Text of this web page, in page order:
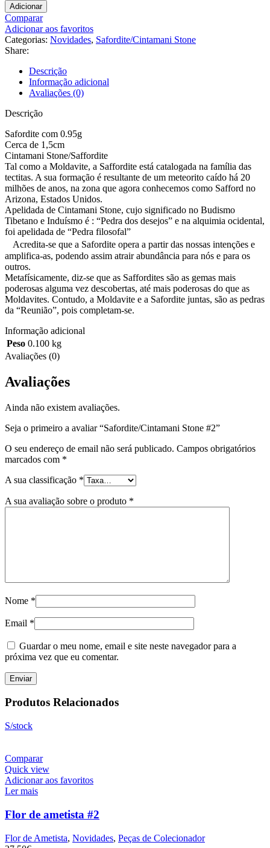
Adicionar
Comparar
Adicionar aos favoritos
Categorias: Novidades, Safordite/Cintamani Stone
Share:
Descrição
Informação adicional
Avaliações (0)
Descrição
Safordite com 0.95g
Cerca de 1,5cm
Cintamani Stone/Saffordite
Tal como a Moldavite, a Saffordite está catalogada na família das
tectitas. A sua formação é resultante de um meteorito caído há 20
milhões de anos, na zona que agora conhecemos como Safford no
Arizona, Estados Unidos.
Apelidada de Cintamani Stone, cujo significado no Budismo
Tibetano e Induísmo é : “Pedra dos desejos” e na alquimia ocidental,
foi apelidada de “Pedra filosofal”
Acredita-se que a Safordite opera a partir das nossas intenções e
amplifica-as, podendo assim atrair abundância para nós e para os
outros.
Metafísicamente, diz-se que as Saffordites são as gemas mais
poderosas alguma vez descobertas, até mais poderosas do que as
Moldavites. Contudo, a Moldavite e a Safordite juntas, são as pedras
da “Reunião”, pois completam-se.
Informação adicional
Peso 0.100 kg
Avaliações (0)
Avaliações
Ainda não existem avaliações.
Seja o primeiro a avaliar “Safordite/Cintamani Stone #2”
O seu endereço de email não será publicado. Campos obrigatórios
marcados com *
A sua classificação *
A sua avaliação sobre o produto *
Nome *
Email *
Guardar o meu nome, email e site neste navegador para a
próxima vez que eu comentar.
Produtos Relacionados
S/stock
Comparar
Quick view
Adicionar aos favoritos
Ler mais
Flor de ametista #2
Flor de Ametista, Novidades, Peças de Colecionador